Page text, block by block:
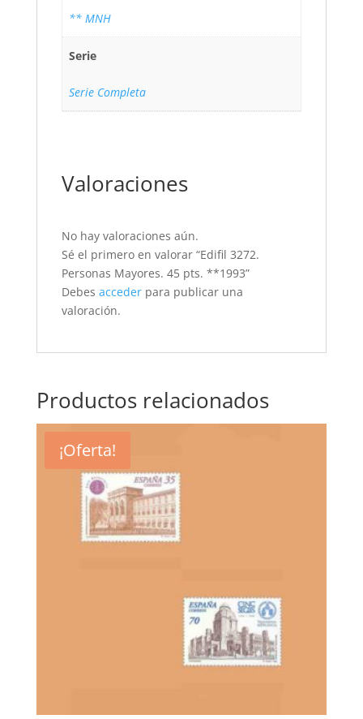
** MNH
Serie
Serie Completa
Valoraciones
No hay valoraciones aún.
Sé el primero en valorar “Edifil 3272.
Personas Mayores. 45 pts. **1993”
Debes accederpara publicar una
valoración.
Productos relacionados
¡Oferta!